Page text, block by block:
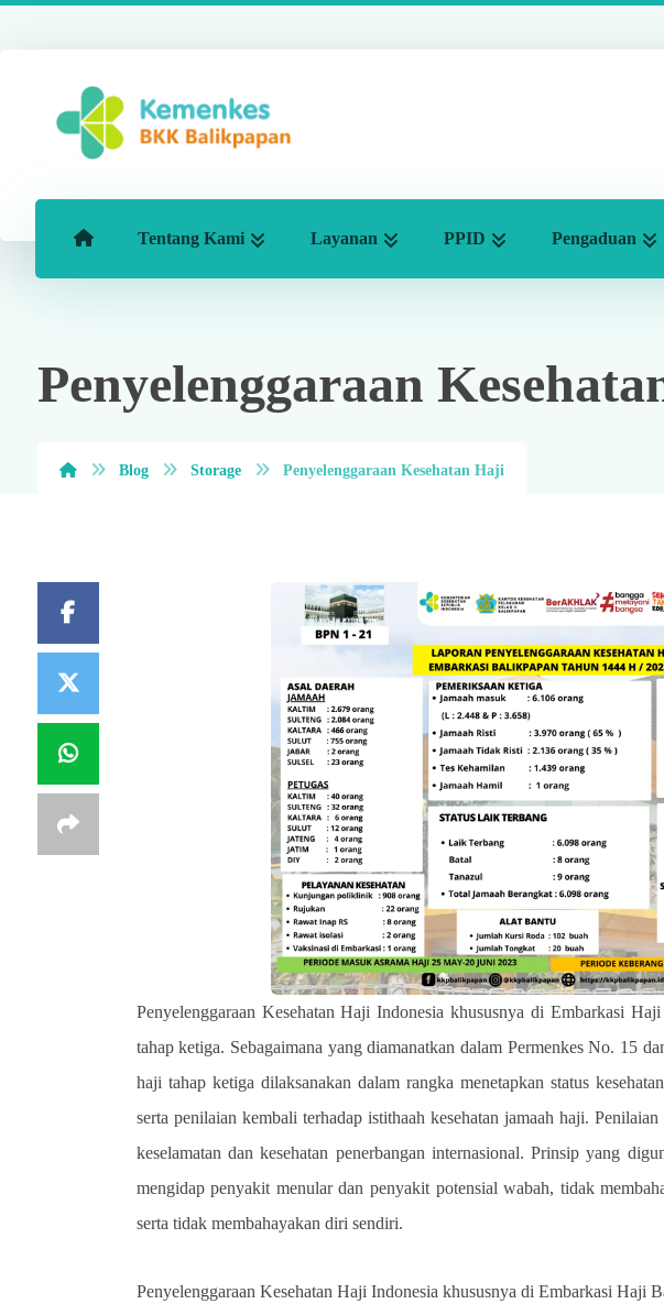
Tentang Kami Layanan PPID Pengaduan
Penyelenggaraan
Blog Storage Penyelenggaraan Kesehatan Haji
Penyelenggaraan Kesehatan Haji Indonesia khususnya di Embarkasi
tahap ketiga. Sebagaimana yang diamanatkan dalam Permenkes No. 15
haji tahap ketiga dilaksanakan dalam rangka menetapkan status
serta penilaian kembali terhadap istithaah kesehatan jamaah haji.
keselamatan dan kesehatan penerbangan internasional. Prinsip yang
mengidap penyakit menular dan penyakit potensial wabah, tidak
serta tidak membahayakan diri sendiri.
Penyelenggaraan Kesehatan Haji Indonesia khususnya di Embarkasi Haji